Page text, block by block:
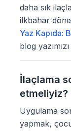
daha sık
ilkbahar
Yaz Kapıda:
blog
İlaçlama
etmeliyiz?
Uygulama
yapmak,